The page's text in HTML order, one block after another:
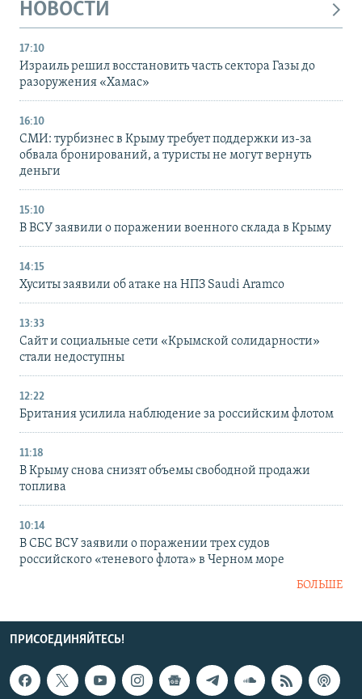
НОВОСТИ
17:10
Израиль решил восстановить часть сектора Газы до
разоружения «Хамас»
16:10
СМИ: турбизнес в Крыму требует поддержки из-за
обвала бронирований, а туристы не могут вернуть
деньги
15:10
В ВСУ заявили о поражении военного склада в Крыму
14:15
Хуситы заявили об атаке на НПЗ Saudi Aramco
13:33
Сайт и социальные сети «Крымской солидарности»
стали недоступны
12:22
Британия усилила наблюдение за российским флотом
11:18
В Крыму снова снизят объемы свободной продажи
топлива
10:14
В СБС ВСУ заявили о поражении трех судов
российского «теневого флота» в Черном море
БОЛЬШЕ
ПРИСОЕДИНЯЙТЕСЬ!